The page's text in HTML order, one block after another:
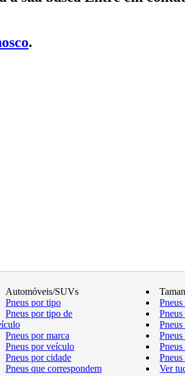
.
Automóveis/SUVs
Pneus por tipo
Pneus por tipo de
Pneus por marca
Pneus por veículo
Pneus por cidade
Pneus que correspondem
Ver